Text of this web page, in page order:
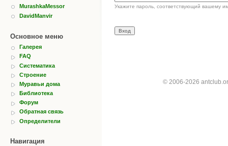
MurashkaMessor
DavidManvir
Основное меню
Галерея
FAQ
Систематика
Строение
Муравьи дома
Библиотека
Форум
Обратная связь
Определители
Навигация
Укажите пароль, соответствующий вашему
© 2006-2026